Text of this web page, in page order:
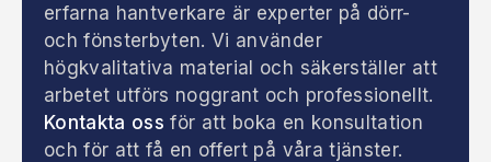
erfarna hantverkare är experter på dörr-
och fönsterbyten. Vi använder
högkvalitativa material och säkerställer att
arbetet utförs noggrant och professionellt.
Kontakta oss för att boka en konsultation
och för att få en offert på våra tjänster.